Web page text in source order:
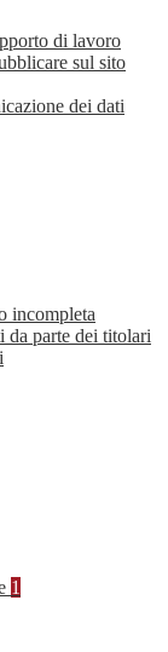
di lavoro
sul sito
dei dati
incompleta
da parte dei titolari
1